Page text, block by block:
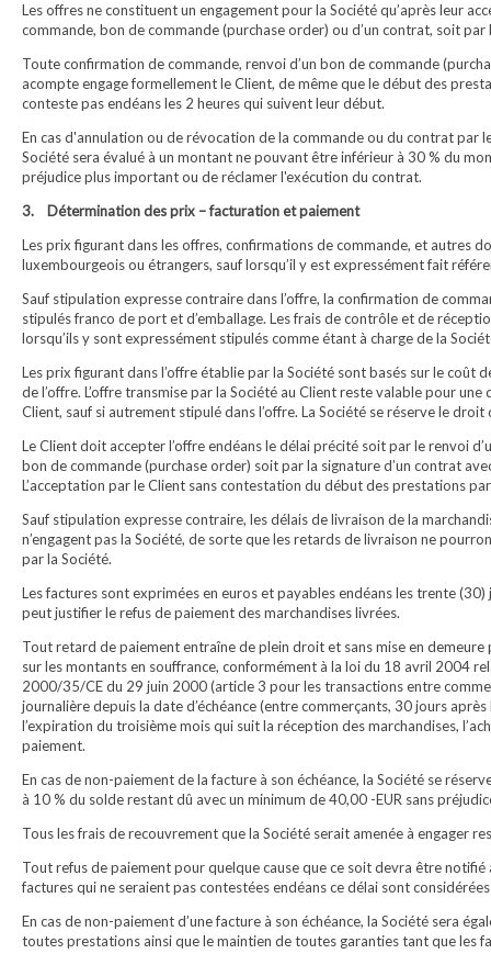
Les offres ne constituent un engagement pour la Société qu’après leur
commande, bon de commande (purchase order) ou d’un contrat, soit
Toute confirmation de commande, renvoi d’un bon de commande
acompte engage formellement le Client, de même que le début des
conteste pas endéans les 2 heures qui suivent leur début.
En cas d'annulation ou de révocation de la commande ou du contrat par
Société sera évalué à un montant ne pouvant être inférieur à 30 % du
préjudice plus important ou de réclamer l'exécution du contrat.
3. Détermination des prix – facturation et paiement
Les prix figurant dans les offres, confirmations de commande, et autres
luxembourgeois ou étrangers, sauf lorsqu’il y est expressément fait
Sauf stipulation expresse contraire dans l’offre, la confirmation de
stipulés franco de port et d’emballage. Les frais de contrôle et de
lorsqu’ils y sont expressément stipulés comme étant à charge de la
Les prix figurant dans l’offre établie par la Société sont basés sur le coût
de l’offre. L’offre transmise par la Société au Client reste valable pour
Client, sauf si autrement stipulé dans l’offre. La Société se réserve le
Le Client doit accepter l’offre endéans le délai précité soit par le renvoi
bon de commande (purchase order) soit par la signature d’un contrat
L’acceptation par le Client sans contestation du début des prestations
Sauf stipulation expresse contraire, les délais de livraison de la
n’engagent pas la Société, de sorte que les retards de livraison ne
par la Société.
Les factures sont exprimées en euros et payables endéans les trente
peut justifier le refus de paiement des marchandises livrées.
Tout retard de paiement entraîne de plein droit et sans mise en
sur les montants en souffrance, conformément à la loi du 18 avril 2004
2000/35/CE du 29 juin 2000 (article 3 pour les transactions entre
journalière depuis la date d’échéance (entre commerçants, 30 jours
l’expiration du troisième mois qui suit la réception des marchandises,
paiement.
En cas de non-paiement de la facture à son échéance, la Société se
à 10 % du solde restant dû avec un minimum de 40,00 -EUR sans
Tous les frais de recouvrement que la Société serait amenée à engager
Tout refus de paiement pour quelque cause que ce soit devra être
factures qui ne seraient pas contestées endéans ce délai sont
En cas de non-paiement d’une facture à son échéance, la Société sera
toutes prestations ainsi que le maintien de toutes garanties tant que les